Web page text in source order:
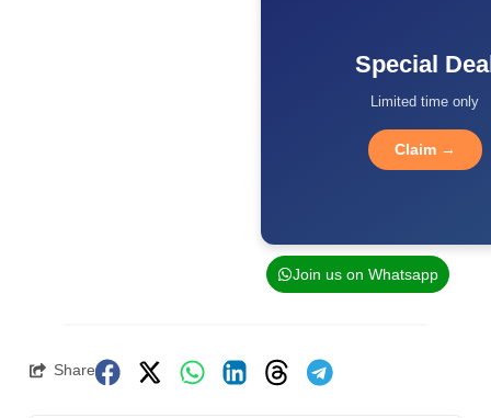
Special
Limited time only
Claim →
Join us on Whatsapp
Share